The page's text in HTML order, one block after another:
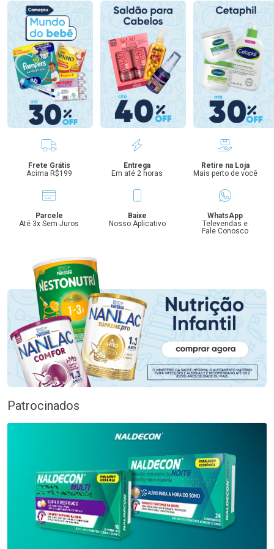
Benefícios
Frete Grátis
Acima R$199
Entrega
Em até 2 horas
Retire na Loja
Mais perto de você
Parcele
Até 3x Sem Juros
Baixe
Nosso Aplicativo
WhatsApp
Televendas e
Fale Conosco
Patrocinados